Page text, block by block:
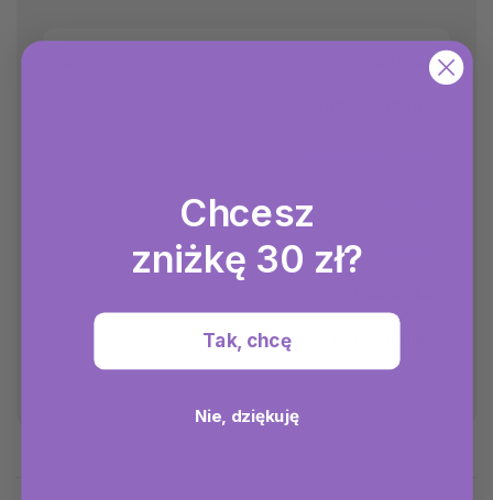
0.115 kg
Chcesz
zniżkę 30 zł?
Tak, chcę
Nie, dziękuję